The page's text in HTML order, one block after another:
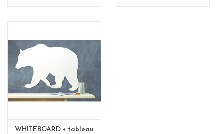
WHITEBOARD + tableau